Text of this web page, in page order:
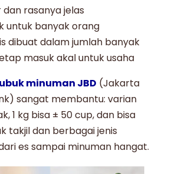
dan rasanya jelas
untuk banyak orang
dibuat dalam jumlah banyak
masuk akal untuk usaha
minuman JBD (Jakarta
) sangat membantu: varian
1 kg bisa ± 50 cup, dan bisa
takjil dan berbagai jenis
es sampai minuman hangat.